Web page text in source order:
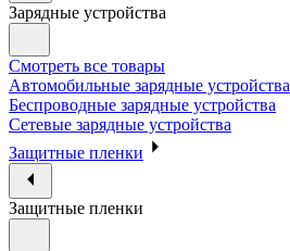
Зарядные устройства
Смотреть все товары
Автомобильные зарядные устройства
Беспроводные зарядные устройства
Сетевые зарядные устройства
Защитные пленки
Защитные пленки